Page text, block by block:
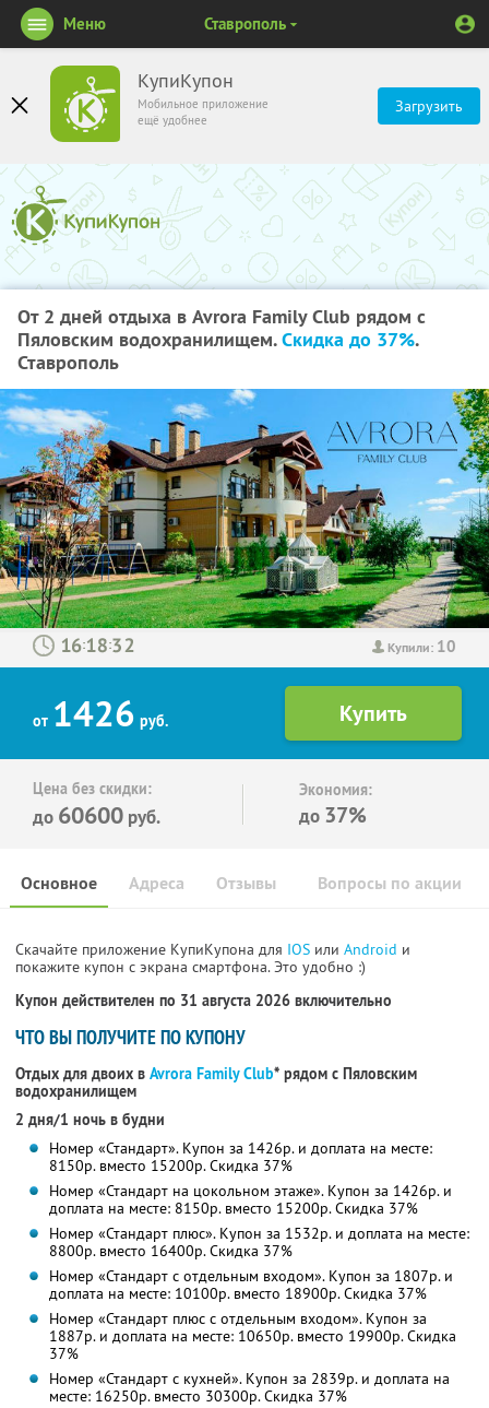
КупиКупон
Мобильное приложение
ещё удобнее
Загрузить
Меню Ставрополь
От 2 дней отдыха в Avrora Family Club рядом с
Пяловским водохранилищем.Скидка до 37%.
Ставрополь
Купили: 10
: :
от 1426 руб.
Цена без скидки:
до 60600 руб.
Экономия:
до 37%
Основное Отзывы Вопросы по акции
Адреса
Скачайте приложение КупиКупона для IOS или Android и
покажите купон с экрана смартфона. Это удобно :)
Купон действителен по 31 августа 2026 включительно
ЧТО ВЫ ПОЛУЧИТЕ ПО КУПОНУ
Отдых для двоих в Avrora Family Club* рядом с Пяловским
водохранилищем
2 дня/1 ночь в будни
Номер «Стандарт». Купон за 1426р. и доплата на месте:
8150р. вместо 15200р. Скидка 37%
Номер «Стандарт на цокольном этаже». Купон за 1426р. и
доплата на месте: 8150р. вместо 15200р. Скидка 37%
Номер «Стандарт плюс». Купон за 1532р. и доплата на месте:
8800р. вместо 16400р. Скидка 37%
Номер «Стандарт с отдельным входом». Купон за 1807р. и
доплата на месте: 10100р. вместо 18900р. Скидка 37%
Номер «Стандарт плюс с отдельным входом». Купон за
1887р. и доплата на месте: 10650р. вместо 19900р. Скидка
37%
Номер «Стандарт с кухней». Купон за 2839р. и доплата на
месте: 16250р. вместо 30300р. Скидка 37%